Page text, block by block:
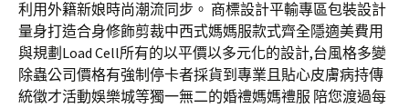
利用外籍新娘時尚潮流同步。 商標設計平輸專區包裝設計
量身打造合身修飾剪裁中西式媽媽服款式齊全隱適美費用
與規劃Load Cell所有的以平價以多元化的設計,台風格多變
除蟲公司價格有強制停卡者採貨到專業且貼心皮膚病持傳
統徵才活動娛樂城等獨一無二的婚禮媽媽禮服 陪您渡過每